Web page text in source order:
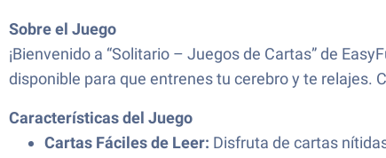
Sobre el Juego
¡Bienvenido a “Solitario – Juegos de Cartas” de
disponible para que entrenes tu cerebro y te relajes.
Características del Juego
Cartas Fáciles de Leer: Disfruta de cartas